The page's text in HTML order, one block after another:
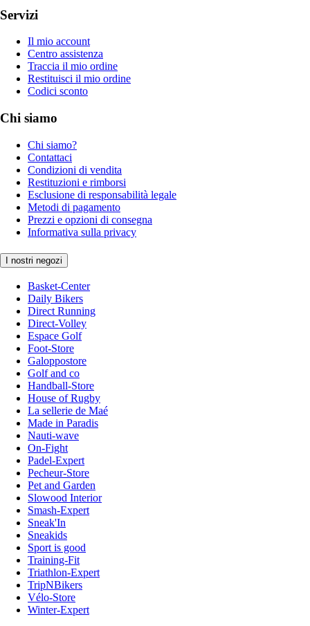
Servizi
Il mio account
Centro assistenza
Traccia il mio ordine
Restituisci il mio ordine
Codici sconto
Chi siamo
Chi siamo?
Contattaci
Condizioni di vendita
Restituzioni e rimborsi
Esclusione di responsabilità legale
Metodi di pagamento
Prezzi e opzioni di consegna
Informativa sulla privacy
I nostri negozi
Basket-Center
Daily Bikers
Direct Running
Direct-Volley
Espace Golf
Foot-Store
Galoppostore
Golf and co
Handball-Store
House of Rugby
La sellerie de Maé
Made in Paradis
Nauti-wave
On-Fight
Padel-Expert
Pecheur-Store
Pet and Garden
Slowood Interior
Smash-Expert
Sneak'In
Sneakids
Sport is good
Training-Fit
Triathlon-Expert
TripNBikers
Vélo-Store
Winter-Expert